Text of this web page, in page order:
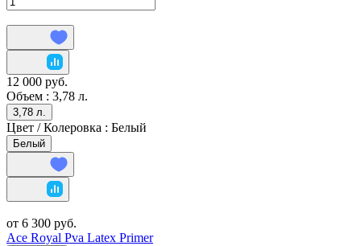
12 000 руб.
Объем : 3,78 л.
3,78 л.
Цвет / Колеровка : Белый
Белый
от 6 300 руб.
Ace Royal Pva Latex Primer